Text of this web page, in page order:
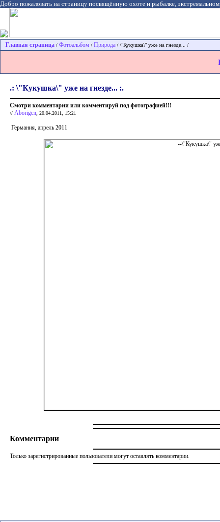
Добро пожаловать на страницу посвящённую охоте и рыбалке,
Главная страница / Фотоальбом / Природа / \"Кукушка\" уже на гнезде... /
.: \"Кукушка\" уже на гнезде... :.
Смотри комментарии или комментируй под фотографией!!!
// Aborigen , 20.04.2011, 15:21
Германия, апрель 2011
Комментарии
Только зарегистрированные пользователи могут оставлять комментарии.